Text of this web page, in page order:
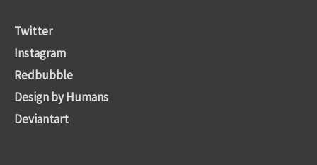
Twitter
Instagram
Redbubble
Design by Humans
Deviantart